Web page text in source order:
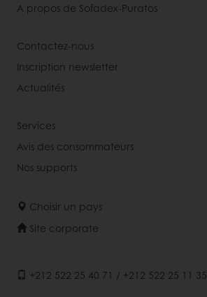
A propos de Sofadex-Puratos
Contactez-nous
Inscription newsletter
Actualités
Services
Avis des consommateurs
Nos supports
Choisir un pays
Site corporate
+212 522 25 40 71 / +212 522 25 11 35